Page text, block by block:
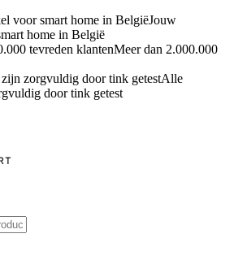
Jouw
home in België
Meer dan 2.000.000
Alle
door tink getest